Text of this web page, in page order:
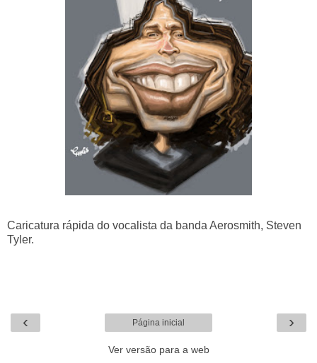
Caricatura rápida do vocalista da banda Aerosmith, Steven
Tyler.
‹ ›
Página inicial
Ver versão para a web